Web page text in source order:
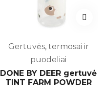
Gertuvės, termosai ir
puodeliai
DONE BY DEER gertuvė
TINT FARM POWDER